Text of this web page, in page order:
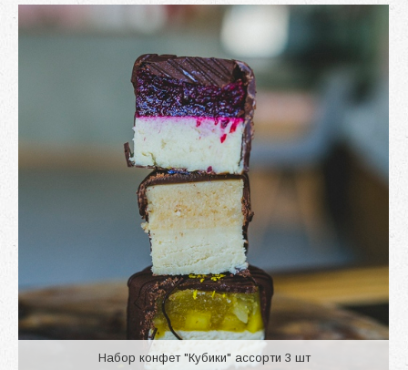
Набор конфет "Кубики" ассорти 3 шт